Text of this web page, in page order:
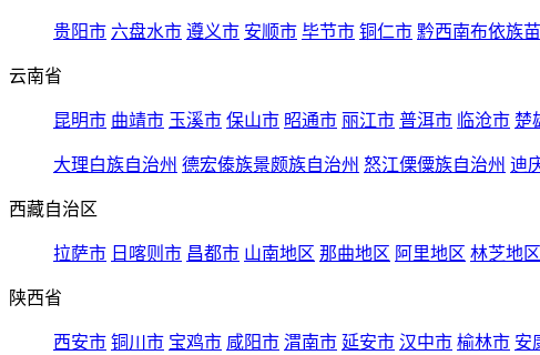
贵阳市 六盘水市 遵义市 安顺市 毕节市 铜仁市 黔西南布依族
云南省
昆明市 曲靖市 玉溪市 保山市 昭通市 丽江市 普洱市 临沧市 楚
大理白族自治州 德宏傣族景颇族自治州 怒江傈僳族自治州 迪
西藏自治区
拉萨市 日喀则市 昌都市 山南地区 那曲地区 阿里地区 林芝地区
陕西省
西安市 铜川市 宝鸡市 咸阳市 渭南市 延安市 汉中市 榆林市 安